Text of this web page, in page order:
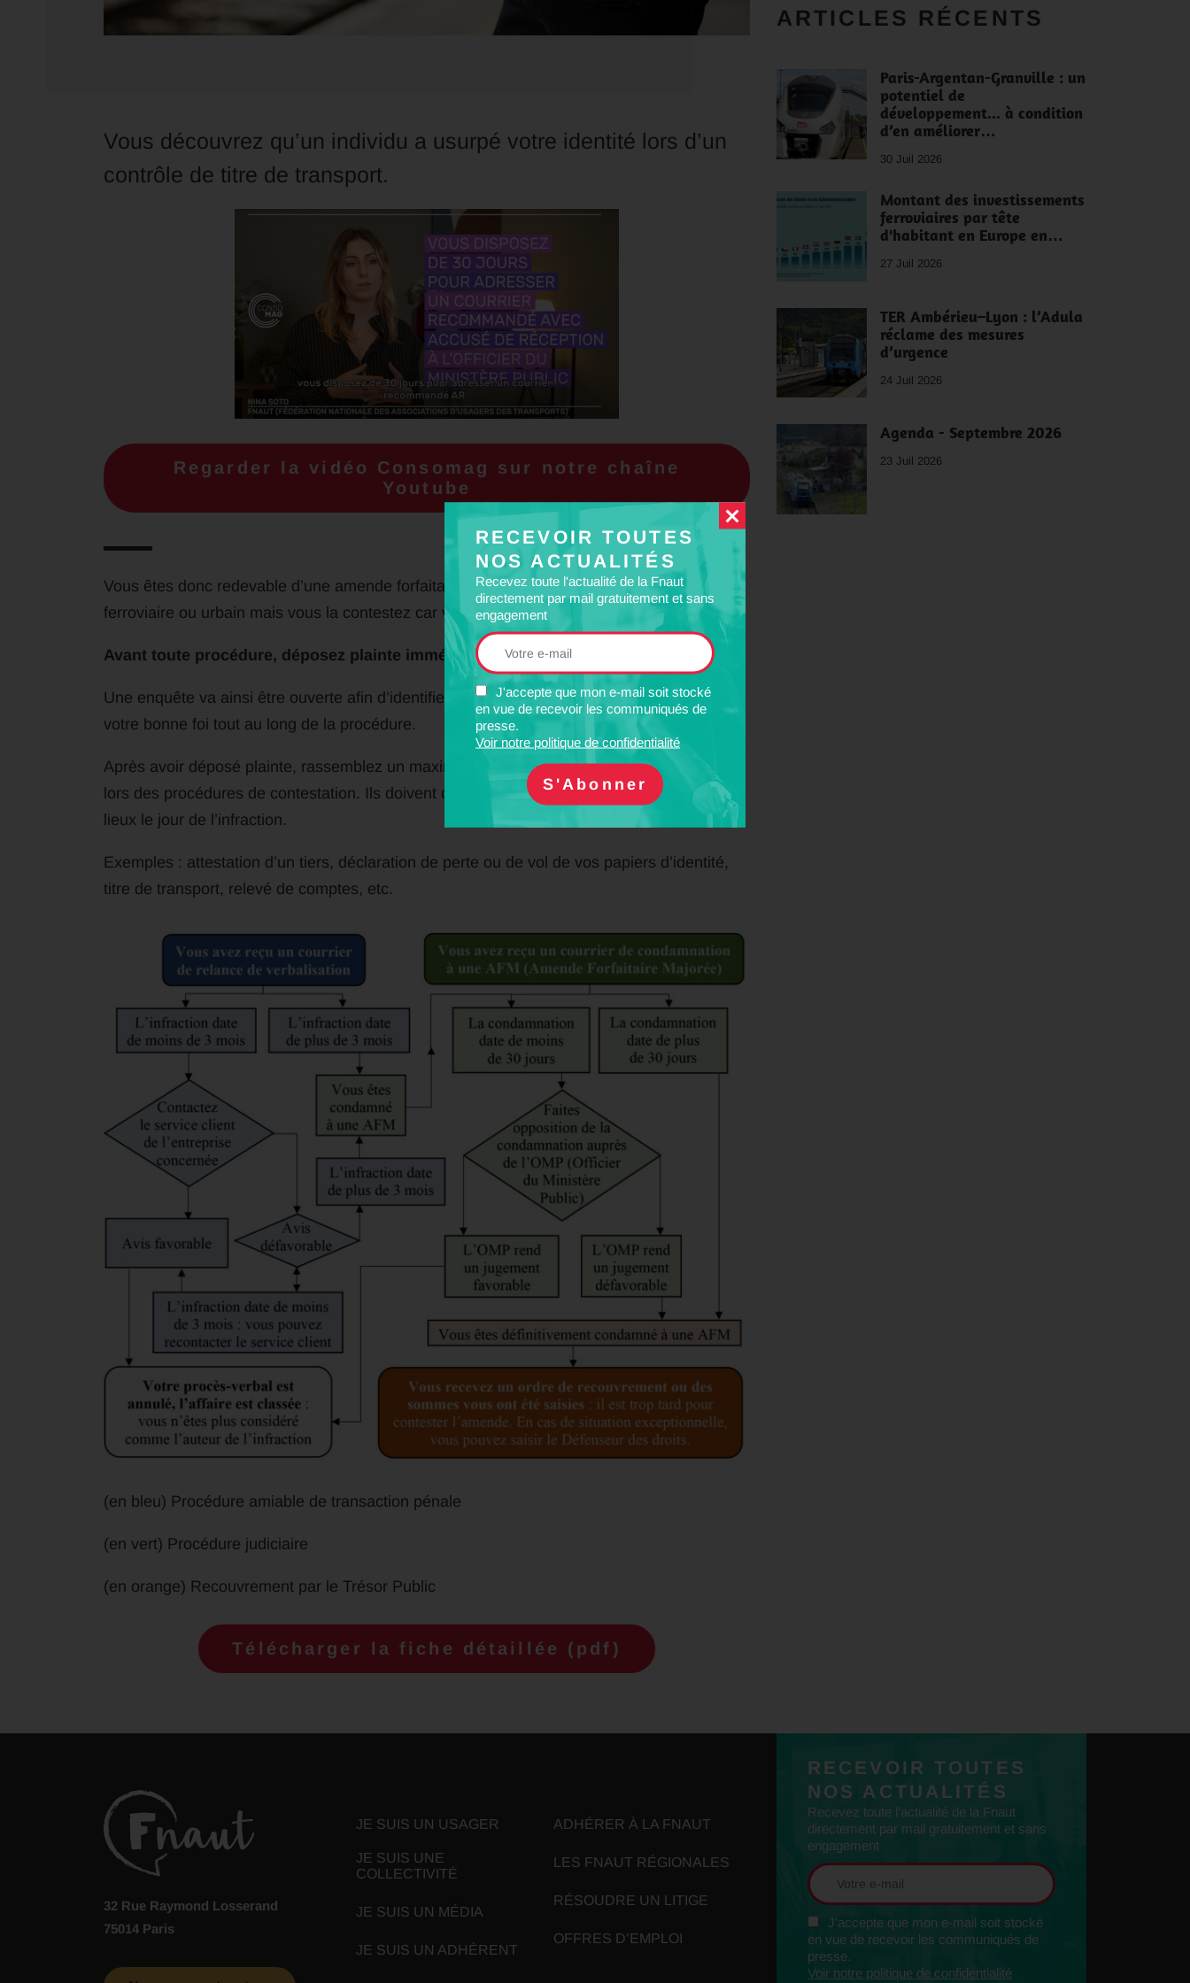
RECEVOIR TOUTES
NOS ACTUALITÉS
Recevez toute l'actualité de la Fnaut
directement par mail gratuitement et sans
engagement
J'accepte que mon e-mail soit stocké
en vue de recevoir les communiqués de
presse.
Voir notre politique de confidentialité
Vous découvrez qu’un individu a usurpé votre identité lors d’un
contrôle de titre de transport.
Regarder la vidéo Consomag sur notre chaîne
Youtube
Vous êtes donc redevable d’une amende forfaitaire auprès d’une entreprise de transport
ferroviaire ou urbain mais vous la contestez car vous n’êtes pas l’auteur de l’infraction.
Avant toute procédure, déposez plainte immédiatement.
Une enquête va ainsi être ouverte afin d’identifier l’auteur de l’usurpation et de prouver
votre bonne foi tout au long de la procédure.
Après avoir déposé plainte, rassemblez un maximum de documents qui vous seront utiles
lors des procédures de contestation. Ils doivent démontrer que vous n’étiez pas sur les
lieux le jour de l’infraction.
Exemples : attestation d’un tiers, déclaration de perte ou de vol de vos papiers d’identité,
titre de transport, relevé de comptes, etc.
(en bleu) Procédure amiable de transaction pénale
(en vert) Procédure judiciaire
(en orange) Recouvrement par le Trésor Public
Télécharger la fiche détaillée (pdf)
ARTICLES RÉCENTS
Paris-Argentan-Granville : un
potentiel de
développement... à condition
d’en améliorer…
30 Juil 2026
Montant des investissements
ferroviaires par tête
d'habitant en Europe en…
27 Juil 2026
TER Ambérieu–Lyon : l’Adula
réclame des mesures
d’urgence
24 Juil 2026
Agenda - Septembre 2026
23 Juil 2026
32 Rue Raymond Losserand
75014 Paris
JE SUIS UN USAGER
JE SUIS UNE
COLLECTIVITÉ
JE SUIS UN MÉDIA
JE SUIS UN ADHÉRENT
ADHÉRER À LA FNAUT
LES FNAUT RÉGIONALES
RÉSOUDRE UN LITIGE
OFFRES D’EMPLOI
RECEVOIR TOUTES
NOS ACTUALITÉS
Recevez toute l'actualité de la Fnaut
directement par mail gratuitement et sans
engagement
J'accepte que mon e-mail soit stocké
en vue de recevoir les communiqués de
presse.
Voir notre politique de confidentialité